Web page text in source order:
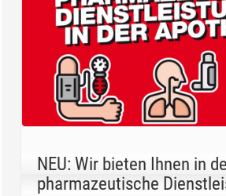
NEU: Wir bieten Ihnen in
pharmazeutische